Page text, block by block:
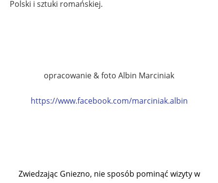
Polski i sztuki romańskiej.
opracowanie & foto Albin Marciniak
https://www.facebook.com/marciniak.albin
Zwiedzając Gniezno, nie sposób pominąć wizyty w